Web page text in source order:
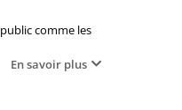
comme les
En savoir plus